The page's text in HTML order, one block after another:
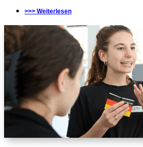
>>> Weiterlesen